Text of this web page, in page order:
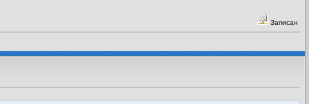
Записан